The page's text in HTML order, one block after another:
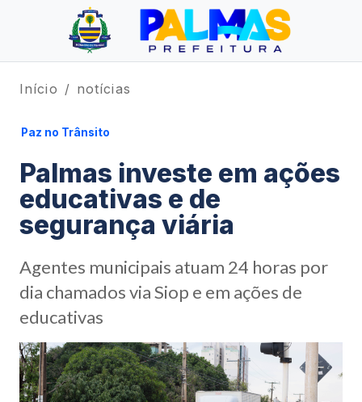
Início notícias
Paz no Trânsito
Palmas investe em ações
educativas e de
segurança viária
Agentes municipais atuam 24 horas por
dia chamados via Siop e em ações de
educativas